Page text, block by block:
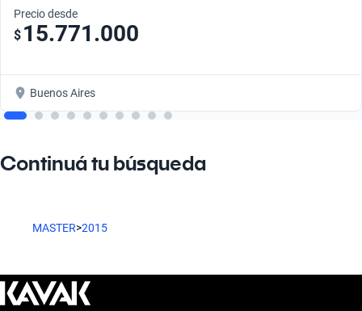
Precio desde
$ 15.771.000
Buenos Aires
Continuá tu búsqueda
MASTER>2015